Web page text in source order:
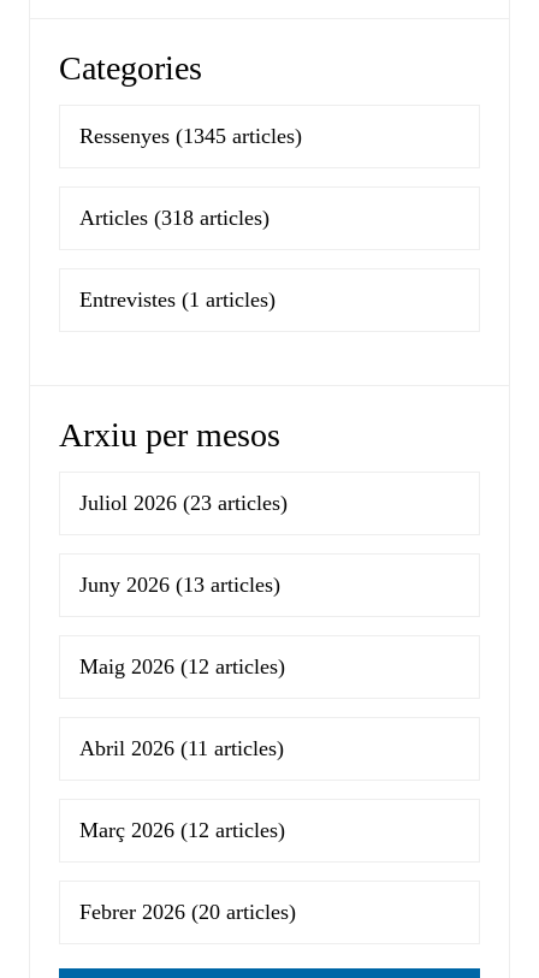
Categories
Ressenyes (1345 articles)
Articles (318 articles)
Entrevistes (1 articles)
Arxiu per mesos
Juliol 2026 (23 articles)
Juny 2026 (13 articles)
Maig 2026 (12 articles)
Abril 2026 (11 articles)
Març 2026 (12 articles)
Febrer 2026 (20 articles)